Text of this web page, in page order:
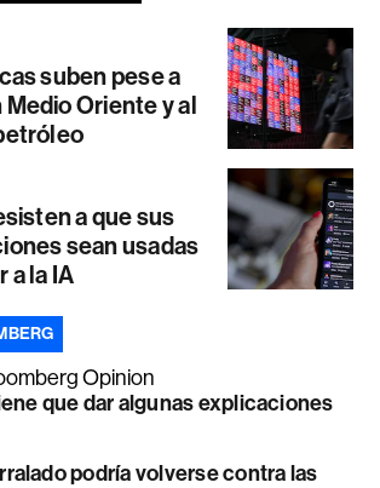
suben pese a
Oriente y al
a que sus
sean usadas
a la IA
Opinion
que dar algunas explicaciones
podría volverse contra las